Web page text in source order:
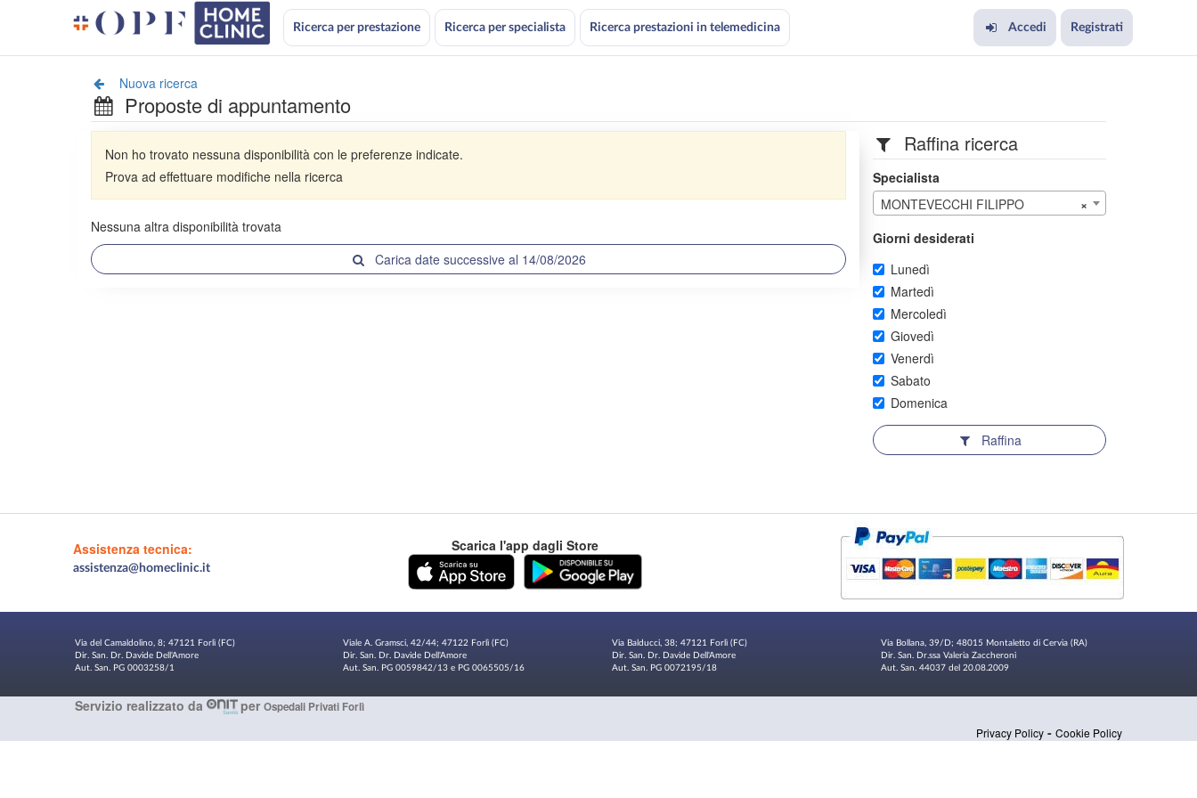
Ricerca per prestazione Ricerca per specialista Ricerca prestazioni in telemedicina Accedi Registrati
Nuova ricerca
Proposte di appuntamento
Non ho trovato nessuna disponibilità con le preferenze indicate.
Prova ad effettuare modifiche nella ricerca
Nessuna altra disponibilità trovata
Carica date successive al 14/08/2026
Raffina ricerca
Specialista
×
MONTEVECCHI FILIPPO
Giorni desiderati
Lunedì
Martedì
Mercoledì
Giovedì
Venerdì
Sabato
Domenica
Raffina
Assistenza tecnica:
assistenza@homeclinic.it
Scarica l'app dagli Store
Via del Camaldolino, 8; 47121 Forlì (FC)
Dir. San. Dr. Davide Dell'Amore
Aut. San. PG 0003258/1
Viale A. Gramsci, 42/44; 47122 Forlì (FC)
Dir. San. Dr. Davide Dell'Amore
Aut. San. PG 0059842/13 e PG 0065505/16
Via Balducci, 38; 47121 Forlì (FC)
Dir. San. Dr. Davide Dell'Amore
Aut. San. PG 0072195/18
Via Bollana, 39/D; 48015 Montaletto di Cervia (RA)
Dir. San. Dr.ssa Valeria Zaccheroni
Aut. San. 44037 del 20.08.2009
Servizio realizzato da per Ospedali Privati Forlì
Privacy Policy -Cookie Policy